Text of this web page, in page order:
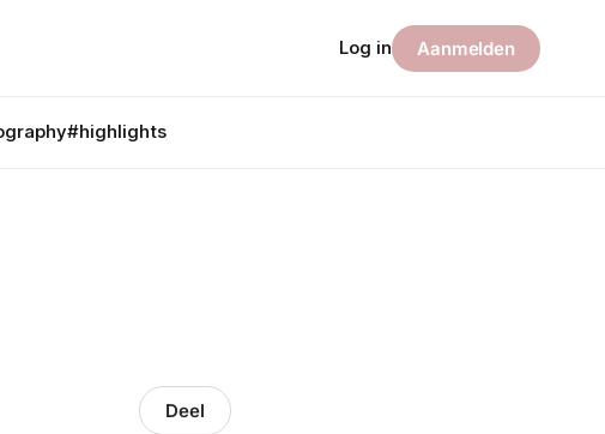
#highlights
Log in Aanmelden
Deel